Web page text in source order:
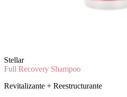
Stellar
Full Recovery Shampoo
Revitalizante + Reestructurante